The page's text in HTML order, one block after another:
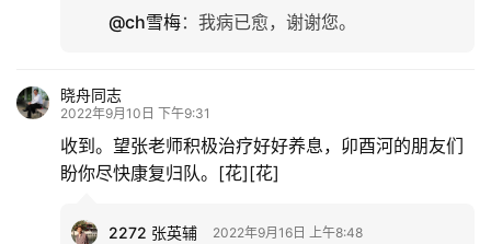
@ch雪梅： 我病已愈，谢谢您。
晓舟同志
2022年9月10日 下午9:31
收到。望张老师积极治疗好好养息，卯酉河的朋友们
盼你尽快康复归队。[花][花]
2272 张英辅 2022年9月16日 上午8:48